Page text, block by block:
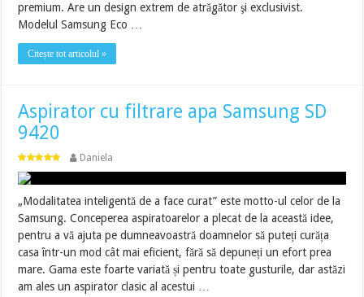
premium. Are un design extrem de atrăgător şi exclusivist.
Modelul Samsung Eco …
Citește tot articolul »
Aspirator cu filtrare apa Samsung SD
9420
Daniela
„Modalitatea inteligentă de a face curat” este motto-ul celor de la
Samsung. Conceperea aspiratoarelor a plecat de la această idee,
pentru a vă ajuta pe dumneavoastră doamnelor să puteți curăța
casa într-un mod cât mai eficient, fără să depuneți un efort prea
mare. Gama este foarte variată și pentru toate gusturile, dar astăzi
am ales un aspirator clasic al acestui …